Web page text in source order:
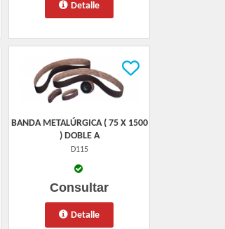
Detalle
BANDA METALÚRGICA ( 75 X 1500
) DOBLE A
D115
Consultar
Detalle